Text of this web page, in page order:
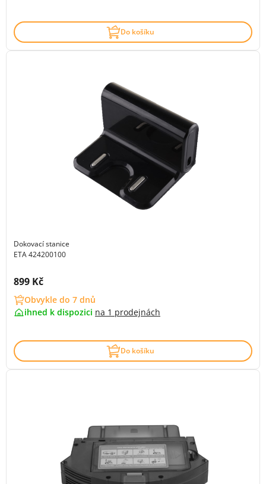
Do košíku
Dokovací stanice
ETA 424200100
Cena s DPH:
899 Kč
Obvykle do 7 dnů
ihned k dispozici na 1 prodejnách
Do košíku